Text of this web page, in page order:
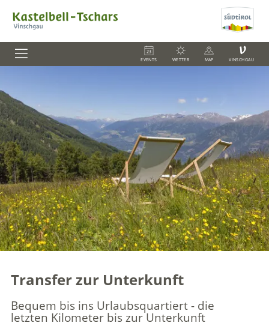
EVENTS WETTER MAP
V
VINSCHGAU
Transfer zur Unterkunft
Bequem bis ins Urlaubsquartiert - die
letzten Kilometer bis zur Unterkunft